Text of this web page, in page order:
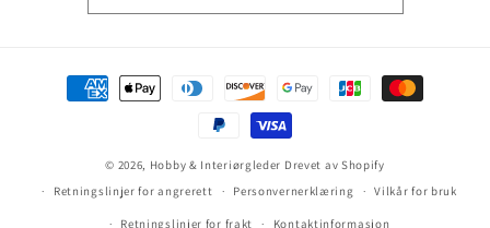
Betalingsmåter
© 2026, Hobby & Interiørgleder Drevet av Shopify
Retningslinjer for angrerett
Personvernerklæring Vilkår for bruk
Retningslinjer for frakt Kontaktinformasjon